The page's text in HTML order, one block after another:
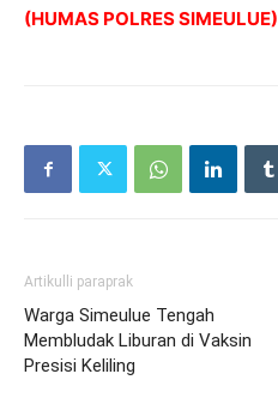
(HUMAS POLRES SIMEULUE)
Artikulli paraprak
Warga Simeulue Tengah
Membludak Liburan di Vaksin
Presisi Keliling